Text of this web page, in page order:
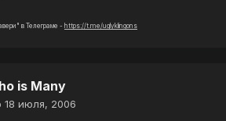
в Телеграме - https://t.me/uglyklingons
is Many
18 июля, 2006